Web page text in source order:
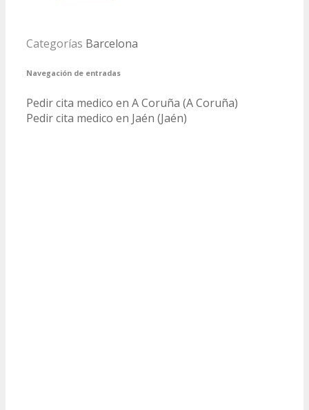
Categorías Barcelona
Navegación de entradas
Pedir cita medico en A Coruña (A Coruña)
Pedir cita medico en Jaén (Jaén)